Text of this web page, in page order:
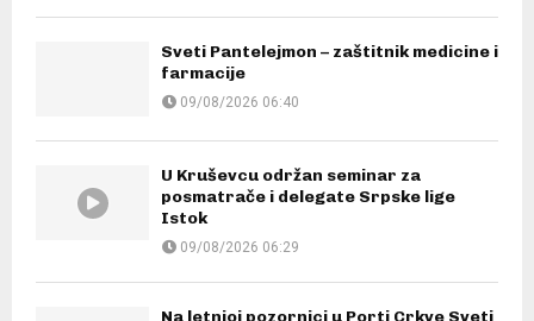
Sveti Pantelejmon – zaštitnik medicine i
farmacije
09/08/2026 06:40
U Kruševcu održan seminar za
posmatrače i delegate Srpske lige
Istok
09/08/2026 06:29
Na letnjoj pozornici u Porti Crkve Sveti